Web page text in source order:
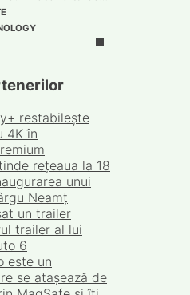
restabilește
4K în